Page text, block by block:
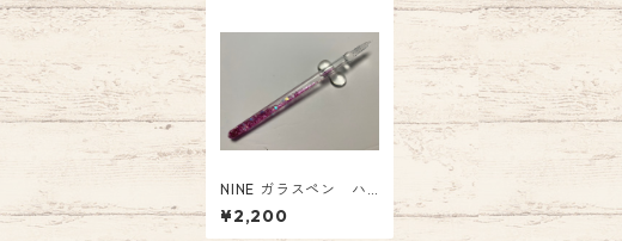
NINE ガラスペン ハ
ーバリウム カリーナ
ピンク GP-002-PK
¥2,200